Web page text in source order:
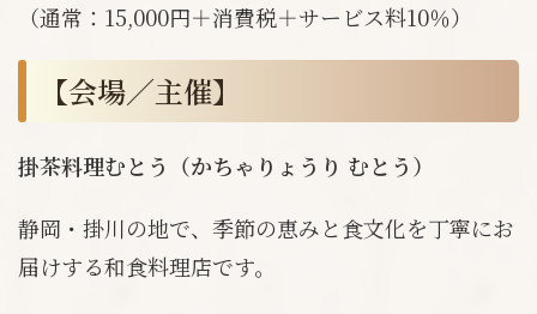
（通常：15,000円＋消費税＋サービス料10％）
【会場／主催】
掛茶料理むとう（かちゃりょうり むとう）
静岡・掛川の地で、季節の恵みと食文化を丁寧にお
届けする和食料理店です。